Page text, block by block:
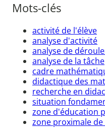
Mots-clés
activité de l'élève
analyse d'activité
analyse de
analyse de la tâche
cadre
didactique des
recherche en
situation
zone d'éducation
zone proximale